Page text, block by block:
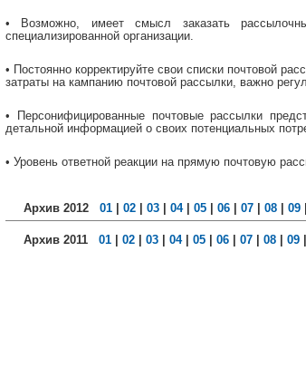
• Возможно, имеет смысл заказать
специализированной организации.
• Постоянно корректируйте свои списки почтовой
затраты на кампанию почтовой рассылки, важно
• Персонифицированные почтовые рассылки
детальной информацией о своих потенциальных
• Уровень ответной реакции на прямую почтовую
Архив 2012 01 | 02 | 03 | 04| 05 | 06 | 07 | 08 | 09 |
Архив 2011 01 | 02 | 03 | 04| 05 | 06 | 07 | 08 | 09 |